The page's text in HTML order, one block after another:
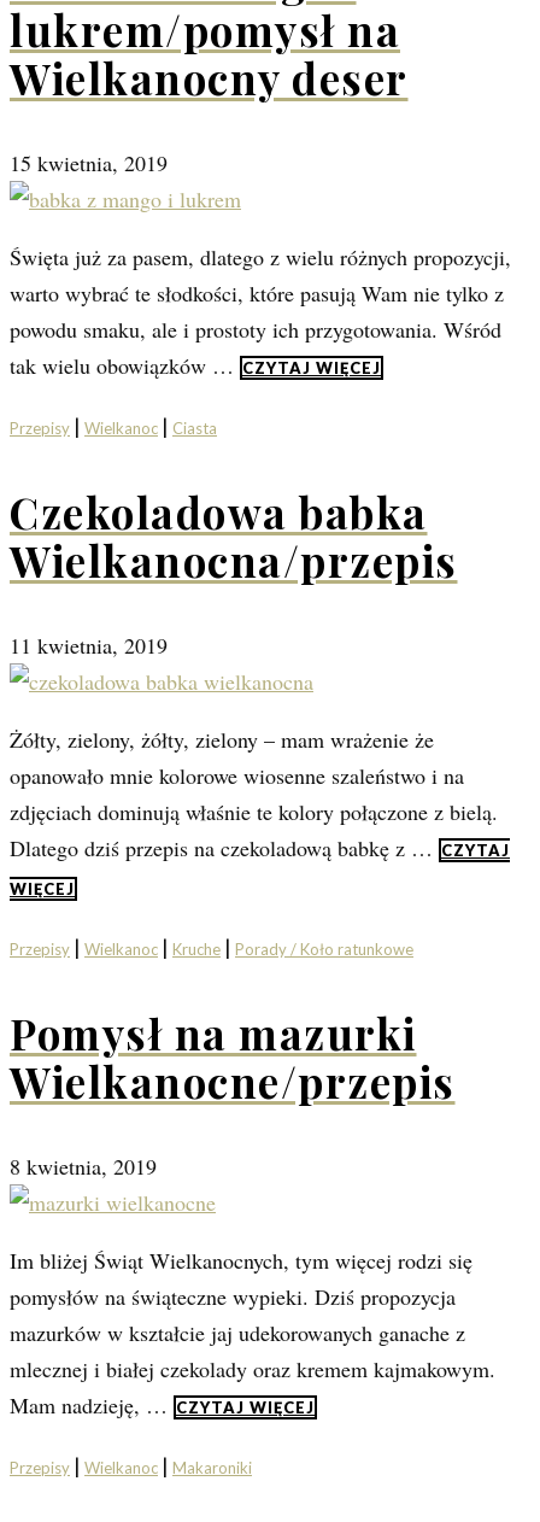
lukrem/pomysł na
Wielkanocny deser
15 kwietnia, 2019
Święta już za pasem, dlatego z wielu różnych propozycji,
warto wybrać te słodkości, które pasują Wam nie tylko z
powodu smaku, ale i prostoty ich przygotowania. Wśród
tak wielu obowiązków …
CZYTAJ WIĘCEJ
Przepisy | Wielkanoc | Ciasta
Czekoladowa babka
Wielkanocna/przepis
11 kwietnia, 2019
Żółty, zielony, żółty, zielony – mam wrażenie że
opanowało mnie kolorowe wiosenne szaleństwo i na
zdjęciach dominują właśnie te kolory połączone z bielą.
Dlatego dziś przepis na czekoladową babkę z …
CZYTAJ
WIĘCEJ
Przepisy | Wielkanoc | Kruche | Porady / Koło ratunkowe
Pomysł na mazurki
Wielkanocne/przepis
8 kwietnia, 2019
Im bliżej Świąt Wielkanocnych, tym więcej rodzi się
pomysłów na świąteczne wypieki. Dziś propozycja
mazurków w kształcie jaj udekorowanych ganache z
mlecznej i białej czekolady oraz kremem kajmakowym.
Mam nadzieję, …
CZYTAJ WIĘCEJ
Przepisy | Wielkanoc | Makaroniki